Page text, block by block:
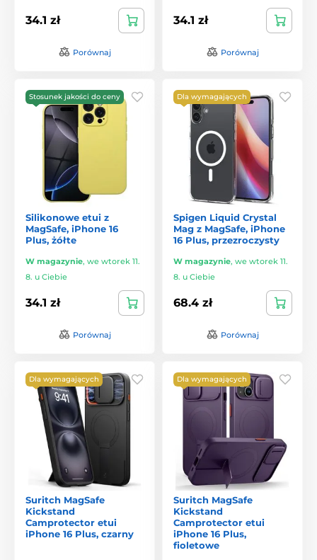
34.1 zł
Porównaj
34.1 zł
Porównaj
Stosunek jakości do ceny
Silikonowe etui z
MagSafe, iPhone 16
Plus, żółte
W magazynie, we wtorek 11.
8. u Ciebie
34.1 zł
Porównaj
Dla wymagających
Spigen Liquid Crystal
Mag z MagSafe, iPhone
16 Plus, przezroczysty
W magazynie, we wtorek 11.
8. u Ciebie
68.4 zł
Porównaj
Dla wymagających
Suritch MagSafe
Kickstand
Camprotector etui
iPhone 16 Plus, czarny
Dla wymagających
Suritch MagSafe
Kickstand
Camprotector etui
iPhone 16 Plus,
fioletowe